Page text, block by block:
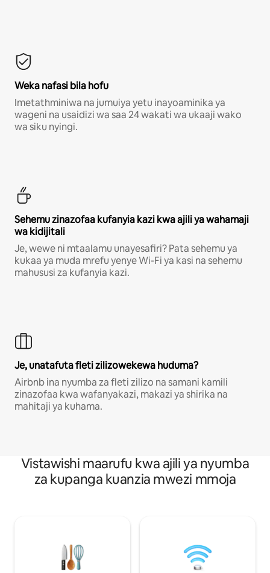
Weka nafasi bila hofu
Imetathminiwa na jumuiya yetu inayoaminika ya
wageni na usaidizi wa saa 24 wakati wa ukaaji wako
wa siku nyingi.
Sehemu zinazofaa kufanyia kazi kwa ajili ya wahamaji
wa kidijitali
Je, wewe ni mtaalamu unayesafiri? Pata sehemu ya
kukaa ya muda mrefu yenye Wi-Fi ya kasi na sehemu
mahususi za kufanyia kazi.
Je, unatafuta fleti zilizowekewa huduma?
Airbnb ina nyumba za fleti zilizo na samani kamili
zinazofaa kwa wafanyakazi, makazi ya shirika na
mahitaji ya kuhama.
Vistawishi maarufu kwa ajili ya nyumba
za kupanga kuanzia mwezi mmoja